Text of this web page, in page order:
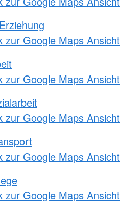
zur Google Maps Ansicht
zur Google Maps Ansicht
zur Google Maps Ansicht
zur Google Maps Ansicht
zur Google Maps Ansicht